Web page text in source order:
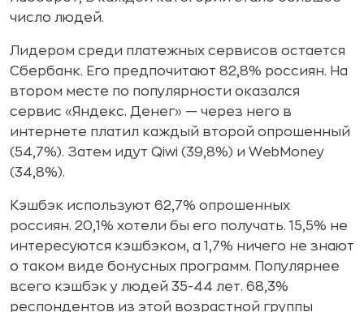
число людей.
Лидером среди платежных сервисов остается
Сбербанк. Его предпочитают 82,8% россиян. На
втором месте по популярности оказался
сервис «Яндекс. Денег» — через него в
интернете платил каждый второй опрошенный
(54,7%). Затем идут Qiwi (39,8%) и WebMoney
(34,8%).
Кэшбэк используют 62,7% опрошенных
россиян. 20,1% хотели бы его получать. 15,5% не
интересуются кэшбэком, а 1,7% ничего не знают
о таком виде бонусных программ. Популярнее
всего кэшбэк у людей 35-44 лет. 68,3%
респондентов из этой возрастной группы